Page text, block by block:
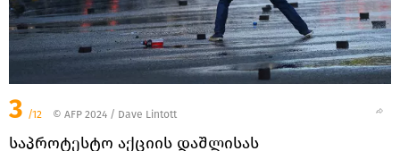
3 /12 © AFP 2024 / Dave Lintott
საპროტესტო აქციის დაშლისას